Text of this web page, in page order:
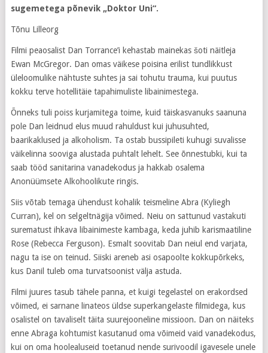
sugemetega põnevik „Doktor Uni“.
Tõnu Lilleorg
Filmi peaosalist Dan Torrance’i kehastab mainekas šoti näitleja
Ewan McGregor. Dan omas väikese poisina erilist tundlikkust
üleloomulike nähtuste suhtes ja sai tohutu trauma, kui puutus
kokku terve hotellitäie tapahimuliste libainimestega.
Õnneks tuli poiss kurjamitega toime, kuid täiskasvanuks saanuna
pole Dan leidnud elus muud rahuldust kui juhusuhted,
baarikaklused ja alkoholism. Ta ostab bussipileti kuhugi suvalisse
väikelinna sooviga alustada puhtalt lehelt. See õnnestubki, kui ta
saab tööd sanitarina vanadekodus ja hakkab osalema
Anonüümsete Alkohoolikute ringis.
Siis võtab temaga ühendust kohalik teismeline Abra (Kyliegh
Curran), kel on selgeltnägija võimed. Neiu on sattunud vastakuti
surematust ihkava libainimeste kambaga, keda juhib karismaatiline
Rose (Rebecca Ferguson). Esmalt soovitab Dan neiul end varjata,
nagu ta ise on teinud. Siiski areneb asi osapoolte kokkupõrkeks,
kus Danil tuleb oma turvatsoonist välja astuda.
Filmi juures tasub tähele panna, et kuigi tegelastel on erakordsed
võimed, ei sarnane linateos üldse superkangelaste filmidega, kus
osalistel on tavaliselt täita suurejooneline missioon. Dan on näiteks
enne Abraga kohtumist kasutanud oma võimeid vaid vanadekodus,
kui on oma hoolealuseid toetanud nende surivoodil igavesele unele